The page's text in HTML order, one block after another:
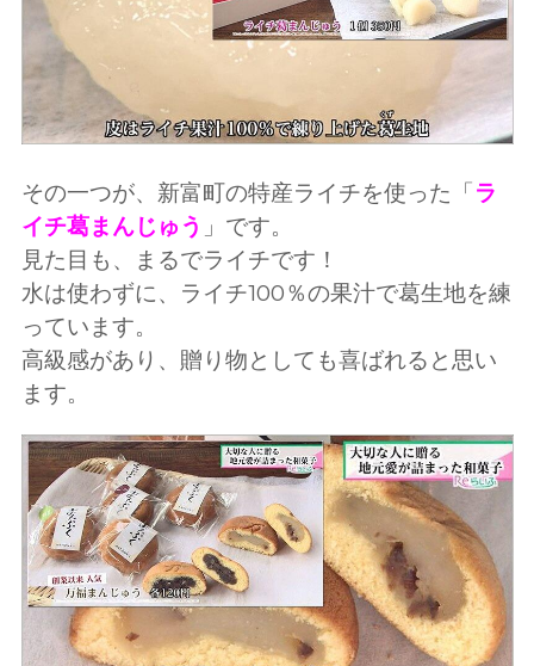
その一つが、新富町の特産ライチを使った「ラ
イチ葛まんじゅう 」です。
見た目も、まるでライチです！
水は使わずに、ライチ100％の果汁で葛生地を練
っています。
高級感があり、贈り物としても喜ばれると思い
ます。